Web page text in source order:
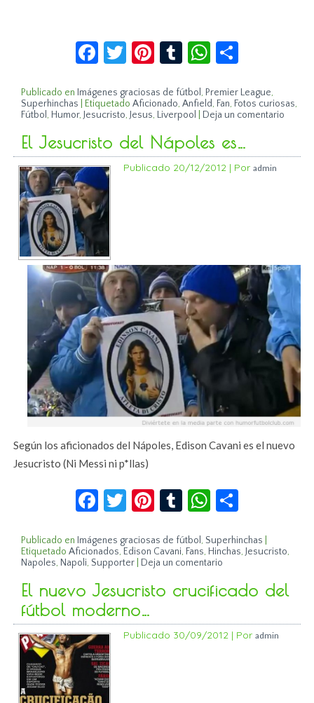
Facebook
Twitter
Pinterest
TumblrWhatsApp
Publicado en Imágenes graciosas de fútbol , Premier League,
Superhinchas
Etiquetado Aficionado,Anfield, Fan, Fotos curiosas,
Fútbol , Humor,Jesucristo,Jesus, Liverpool Deja un comentario
El Jesucristo del Nápoles es…
Publicado 20/12/2012 | Por admin
Según los aficionados del Nápoles, Edison Cavani es el nuevo
Jesucristo (Ni Messi ni p*llas)
Facebook
Twitter
Pinterest
TumblrWhatsApp
Publicado en Imágenes graciosas de fútbol , Superhinchas
Etiquetado Aficionados, Edison Cavani, Fans, Hinchas,Jesucristo,
Napoles, Napoli, Supporter Deja un comentario
El nuevo Jesucristo crucificado del
fútbol moderno…
Publicado 30/09/2012 | Por admin